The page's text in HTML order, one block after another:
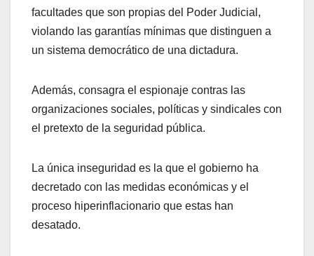
facultades que son propias del Poder Judicial,
violando las garantías mínimas que distinguen a
un sistema democrático de una dictadura.
Además, consagra el espionaje contras las
organizaciones sociales, políticas y sindicales con
el pretexto de la seguridad pública.
La única inseguridad es la que el gobierno ha
decretado con las medidas económicas y el
proceso hiperinflacionario que estas han
desatado.